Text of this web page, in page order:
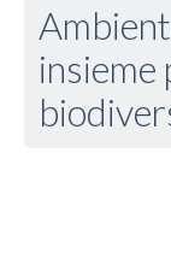
insieme